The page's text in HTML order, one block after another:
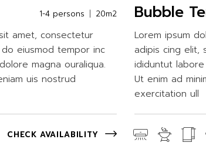
1-4 persons 20m2
amet, consectetur
eiusmod tempor inc
magna ouraliqua.
uis nostrud
CHECK AVAILABILITY
Bubble
Lorem ipsum
adipis cing elit,
ididuntut
Ut enim ad
exercitation ull